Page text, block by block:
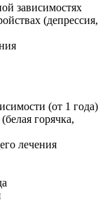
зависимостях
(депрессия,
(от 1 года)
горячка,
лечения